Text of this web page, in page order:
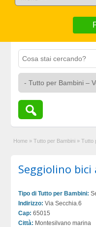
Home » Tutto per Bambini » Tutto
Seggiolino
Tipo di Tutto per Bambini:
Indirizzo: Via Secchia.6
Cap: 65015
Città: Montesilvano marina